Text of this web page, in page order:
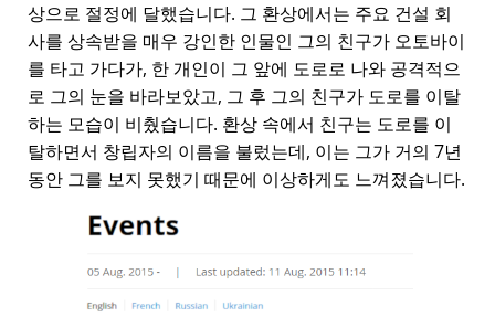
상으로 절정에 달했습니다. 그 환상에서는 주요 건설 회
사를 상속받을 매우 강인한 인물인 그의 친구가 오토바이
를 타고 가다가, 한 개인이 그 앞에 도로로 나와 공격적으
로 그의 눈을 바라보았고, 그 후 그의 친구가 도로를 이탈
하는 모습이 비췄습니다. 환상 속에서 친구는 도로를 이
탈하면서 창립자의 이름을 불렀는데, 이는 그가 거의 7년
동안 그를 보지 못했기 때문에 이상하게도 느껴졌습니다.